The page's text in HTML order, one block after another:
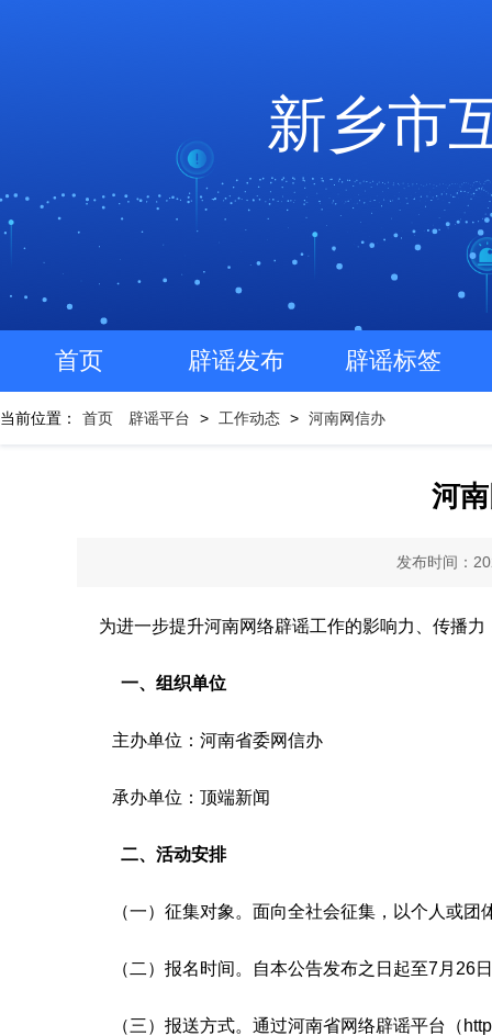
新乡市
首页 辟谣发布 辟谣标签
当前位置： 首页 辟谣平台 > 工作动态 > 河南网信办
河
发布时间：
为进一步提升河南网络辟谣工作的影响力、传播力
一、组织单位
主办单位：河南省委网信办
承办单位：顶端新闻
二、活动安排
（一）征集对象。面向全社会征集，以个人或团
（二）报名时间。自本公告发布之日起至7月26
（三）报送方式。通过河南省网络辟谣平台（